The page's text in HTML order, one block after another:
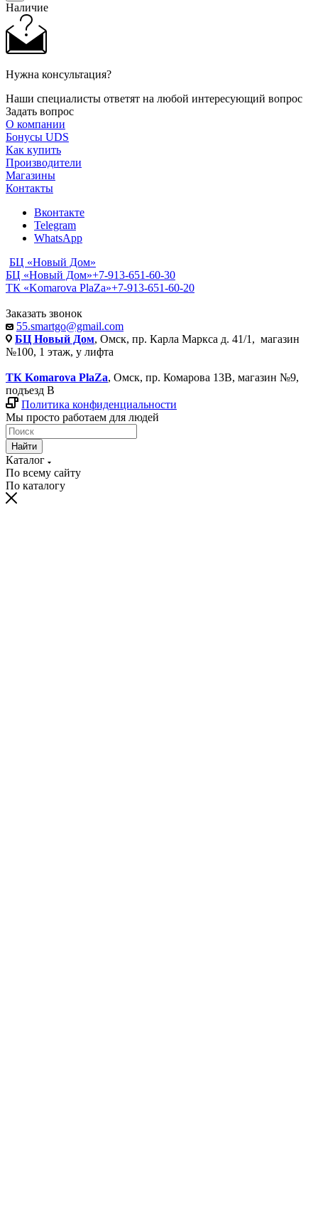
Наличие
Нужна консультация?
Наши специалисты ответят на любой интересующий вопрос
Задать вопрос
О компании
Бонусы UDS
Как купить
Производители
Магазины
Контакты
Вконтакте
Telegram
WhatsApp
БЦ «Новый Дом»
БЦ «Новый Дом»+7-913-651-60-30
ТК «Komarova PlaZa»+7-913-651-60-20
Заказать звонок
55.smartgo@gmail.com
БЦ Новый Дом, Омск, пр. Карла Маркса д. 41/1, магазин
№100, 1 этаж, у лифта
ТК Komarova PlaZa, Омск, пр. Комарова 13В, магазин №9,
подъезд В
Политика конфиденциальности
Мы просто работаем для людей
Найти
Каталог
По всему сайту
По каталогу